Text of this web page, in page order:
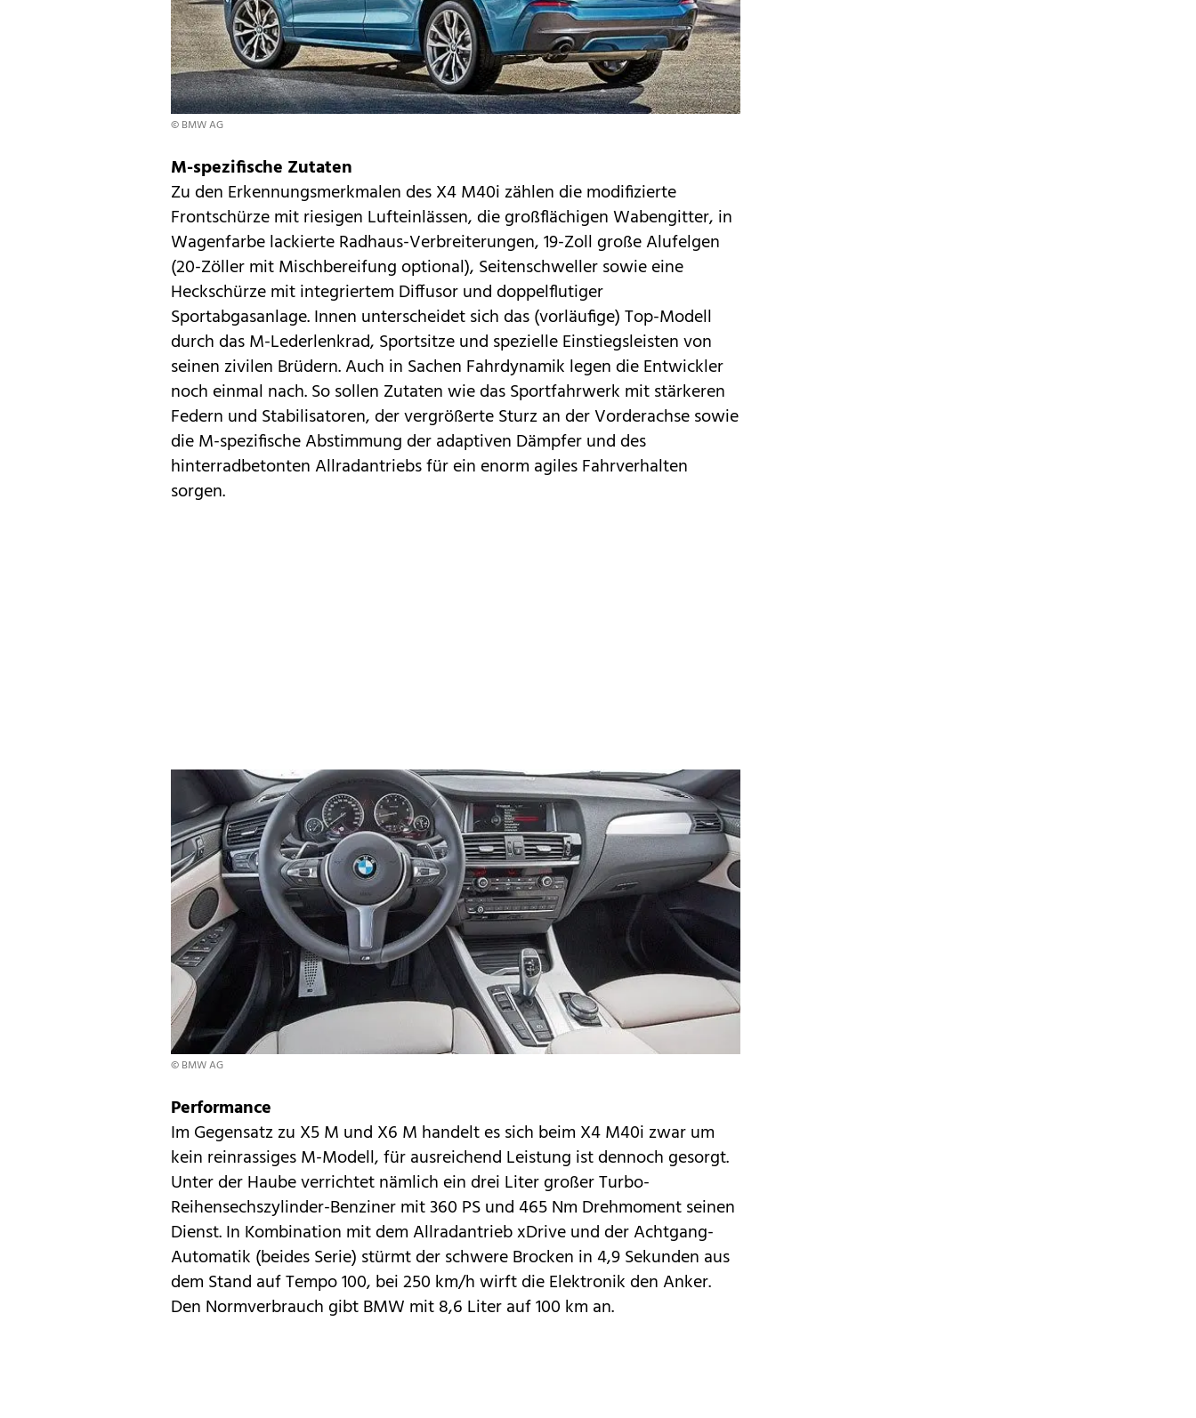
© BMW AG
M-spezifische Zutaten
Zu den Erkennungsmerkmalen des X4 M40i zählen die modifizierte
Frontschürze mit riesigen Lufteinlässen, die großflächigen Wabengitter, in
Wagenfarbe lackierte Radhaus-Verbreiterungen, 19-Zoll große Alufelgen
(20-Zöller mit Mischbereifung optional), Seitenschweller sowie eine
Heckschürze mit integriertem Diffusor und doppelflutiger
Sportabgasanlage. Innen unterscheidet sich das (vorläufige) Top-Modell
durch das M-Lederlenkrad, Sportsitze und spezielle Einstiegsleisten von
seinen zivilen Brüdern. Auch in Sachen Fahrdynamik legen die Entwickler
noch einmal nach. So sollen Zutaten wie das Sportfahrwerk mit stärkeren
Federn und Stabilisatoren, der vergrößerte Sturz an der Vorderachse sowie
die M-spezifische Abstimmung der adaptiven Dämpfer und des
hinterradbetonten Allradantriebs für ein enorm agiles Fahrverhalten
sorgen.
© BMW AG
Performance
Im Gegensatz zu X5 M und X6 M handelt es sich beim X4 M40i zwar um
kein reinrassiges M-Modell, für ausreichend Leistung ist dennoch gesorgt.
Unter der Haube verrichtet nämlich ein drei Liter großer Turbo-
Reihensechszylinder-Benziner mit 360 PS und 465 Nm Drehmoment seinen
Dienst. In Kombination mit dem Allradantrieb xDrive und der Achtgang-
Automatik (beides Serie) stürmt der schwere Brocken in 4,9 Sekunden aus
dem Stand auf Tempo 100, bei 250 km/h wirft die Elektronik den Anker.
Den Normverbrauch gibt BMW mit 8,6 Liter auf 100 km an.